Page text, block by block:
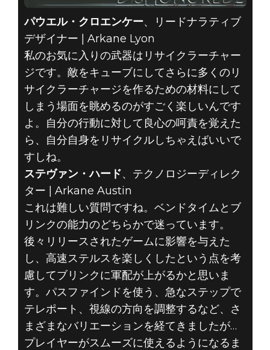
パウエル・クロエンケー、リードナラティブ
デザイナー | Arkane Lyon
私のお気に入りの武器はリサイクラーチャー
ジです。敵をキューブにしてさらに多くのリ
サイクラーチャージを作るための材料にして
しまう場面を眺めるのがすごく楽しいんです
よ。自分の行動に対して良心の呵責を覚えた
ら、自分自身をリサイクルしちゃえばいいで
すしね。
ステヴァン・ハード、テクノロジーディレク
ター | Arkane Austin
これは難しい質問ですね。ベンドタイムとブ
リンクの能力のどちらかで迷っています。
後々リリースされたゲームに影響を与えた
し、高速ステルスを楽しくしたという点を考
慮してブリンクに軍配が上がるかと思いま
す。パスファインドを使う、急なステップで
テレポート、視線の方向を調整するなど、さ
まざまなバリエーションを経てきましたが…
プレイヤーがスムーズに使えるようになるま